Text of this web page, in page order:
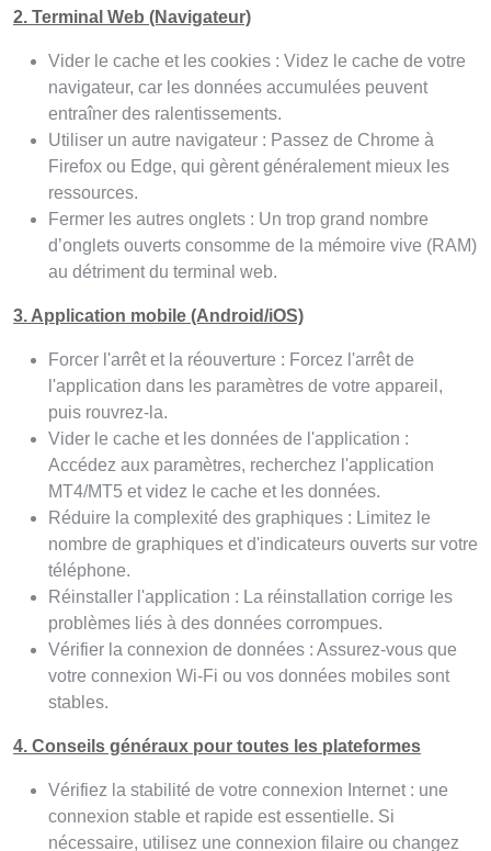
2. Terminal Web (Navigateur)
Vider le cache et les cookies : Videz le cache de votre
navigateur, car les données accumulées peuvent
entraîner des ralentissements.
Utiliser un autre navigateur : Passez de Chrome à
Firefox ou Edge, qui gèrent généralement mieux les
ressources.
Fermer les autres onglets : Un trop grand nombre
d’onglets ouverts consomme de la mémoire vive (RAM)
au détriment du terminal web.
3. Application mobile (Android/iOS)
Forcer l'arrêt et la réouverture : Forcez l'arrêt de
l'application dans les paramètres de votre appareil,
puis rouvrez-la.
Vider le cache et les données de l'application :
Accédez aux paramètres, recherchez l'application
MT4/MT5 et videz le cache et les données.
Réduire la complexité des graphiques : Limitez le
nombre de graphiques et d'indicateurs ouverts sur votre
téléphone.
Réinstaller l'application : La réinstallation corrige les
problèmes liés à des données corrompues.
Vérifier la connexion de données : Assurez-vous que
votre connexion Wi-Fi ou vos données mobiles sont
stables.
4. Conseils généraux pour toutes les plateformes
Vérifiez la stabilité de votre connexion Internet : une
connexion stable et rapide est essentielle. Si
nécessaire, utilisez une connexion filaire ou changez